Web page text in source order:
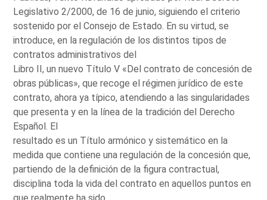
Legislativo 2/2000, de 16 de junio, siguiendo el criterio
sostenido por el Consejo de Estado. En su virtud, se
introduce, en la regulación de los distintos tipos de
contratos administrativos del
Libro II, un nuevo Título V «Del contrato de concesión de
obras públicas», que recoge el régimen jurídico de este
contrato, ahora ya típico, atendiendo a las singularidades
que presenta y en la línea de la tradición del Derecho
Español. El
resultado es un Título armónico y sistemático en la
medida que contiene una regulación de la concesión que,
partiendo de la definición de la figura contractual,
disciplina toda la vida del contrato en aquellos puntos en
que realmente ha sido